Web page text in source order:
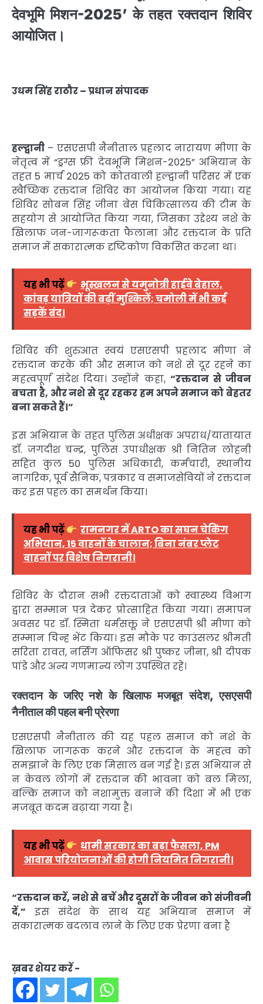
देवभूमि मिशन-2025’ के तहत रक्तदान शिविर
आयोजित।
उधम सिंह राठौर – प्रधान संपादक
हल्द्वानी – एसएसपी नैनीताल प्रहलाद नारायण मीणा के
नेतृत्व में “ड्रग्स फ्री देवभूमि मिशन-2025” अभियान के
तहत 5 मार्च 2025 को कोतवाली हल्द्वानी परिसर में एक
स्वैच्छिक रक्तदान शिविर का आयोजन किया गया। यह
शिविर सोबन सिंह जीना बेस चिकित्सालय की टीम के
सहयोग से आयोजित किया गया, जिसका उद्देश्य नशे के
खिलाफ जन-जागरूकता फैलाना और रक्तदान के प्रति
समाज में सकारात्मक दृष्टिकोण विकसित करना था।
यह भी पढ़ें
भूस्खलन से यमुनोत्री हाईवे बेहाल,
कांवड़ यात्रियों की बढ़ीं मुश्किलें; चमोली में भी कई
सड़कें बंद।
शिविर की शुरुआत स्वयं एसएसपी प्रहलाद मीणा ने
रक्तदान करके की और समाज को नशे से दूर रहने का
महत्वपूर्ण संदेश दिया। उन्होंने कहा, “रक्तदान से जीवन
बचता है, और नशे से दूर रहकर हम अपने समाज को बेहतर
बना सकते हैं।”
इस अभियान के तहत पुलिस अधीक्षक अपराध/यातायात
डॉ. जगदीश चन्द्र, पुलिस उपाधीक्षक श्री नितिन लोहनी
सहित कुल 50 पुलिस अधिकारी, कर्मचारी, स्थानीय
नागरिक, पूर्व सैनिक, पत्रकार व समाजसेवियों ने रक्तदान
कर इस पहल का समर्थन किया।
यह भी पढ़ें
रामनगर में ARTO का सघन चेकिंग
अभियान, 15 वाहनों के चालान; बिना नंबर प्लेट
वाहनों पर विशेष निगरानी।
शिविर के दौरान सभी रक्तदाताओं को स्वास्थ्य विभाग
द्वारा सम्मान पत्र देकर प्रोत्साहित किया गया। समापन
अवसर पर डॉ. स्मिता धर्मसक्तू ने एसएसपी श्री मीणा को
सम्मान चिन्ह भेंट किया। इस मौके पर काउंसलर श्रीमती
सरिता रावत, नर्सिंग ऑफिसर श्री पुष्कर जीना, श्री दीपक
पांडे और अन्य गणमान्य लोग उपस्थित रहे।
रक्तदान के जरिए नशे के खिलाफ मजबूत संदेश, एसएसपी
नैनीताल की पहल बनी प्रेरणा
एसएसपी नैनीताल की यह पहल समाज को नशे के
खिलाफ जागरूक करने और रक्तदान के महत्व को
समझाने के लिए एक मिसाल बन गई है। इस अभियान से
न केवल लोगों में रक्तदान की भावना को बल मिला,
बल्कि समाज को नशामुक्त बनाने की दिशा में भी एक
मजबूत कदम बढ़ाया गया है।
यह भी पढ़ें
धामी सरकार का बड़ा फैसला, PM
आवास परियोजनाओं की होगी नियमित निगरानी।
“रक्तदान करें, नशे से बचें और दूसरों के जीवन को संजीवनी
दें,” इस संदेश के साथ यह अभियान समाज में
सकारात्मक बदलाव लाने के लिए एक प्रेरणा बना है
ख़बर शेयर करें -